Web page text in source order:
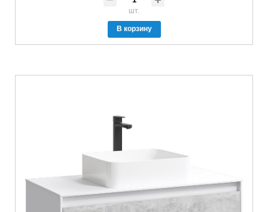
шт.
В корзину